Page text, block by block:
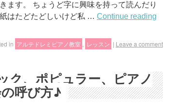
ます。 ちょうど字に興味を持って読んだり
はたどたどしいけど私 … Continue reading
in アルテドレミピアノ教室 レッスン | Leave a comment
ク、ポピュラー、ピアノ
呼び方♪